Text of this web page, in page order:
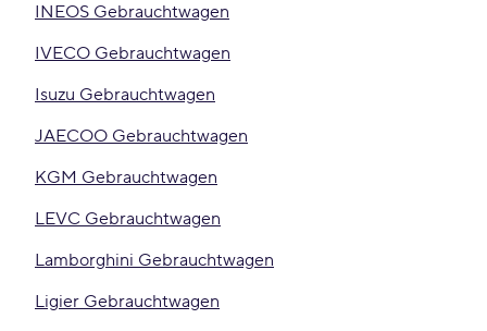
INEOS Gebrauchtwagen
IVECO Gebrauchtwagen
Isuzu Gebrauchtwagen
JAECOO Gebrauchtwagen
KGM Gebrauchtwagen
LEVC Gebrauchtwagen
Lamborghini Gebrauchtwagen
Ligier Gebrauchtwagen